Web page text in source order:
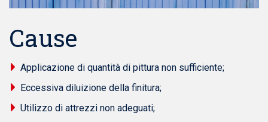
Cause
Applicazione di quantità di pittura non sufficiente;
Eccessiva diluizione della finitura;
Utilizzo di attrezzi non adeguati;